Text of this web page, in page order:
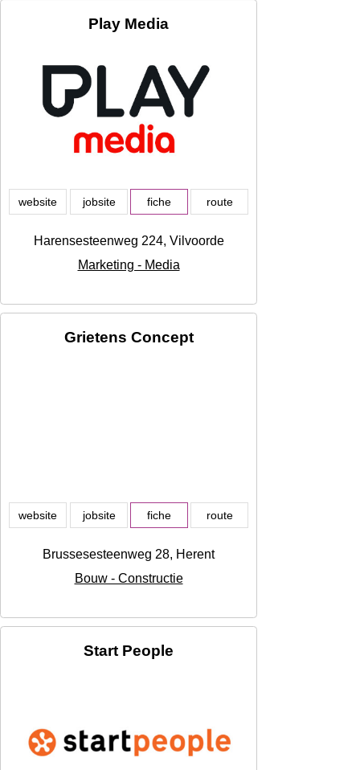
Play Media
website jobsite fiche route
Harensesteenweg 224, Vilvoorde
Marketing - Media
Grietens Concept
website jobsite fiche route
Brussesesteenweg 28, Herent
Bouw - Constructie
Start People